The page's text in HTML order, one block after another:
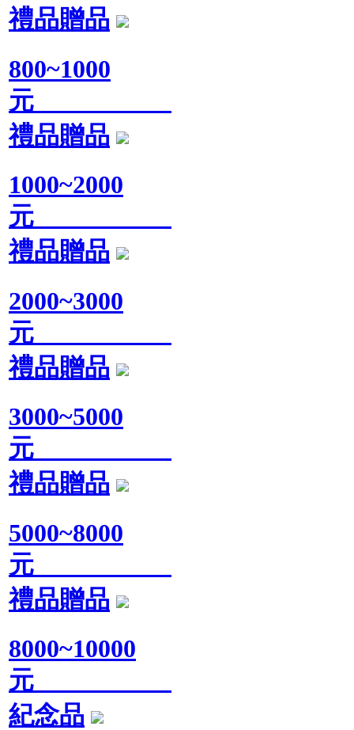
禮品贈品
800~1000
元
禮品贈品
1000~2000
元
禮品贈品
2000~3000
元
禮品贈品
3000~5000
元
禮品贈品
5000~8000
元
禮品贈品
8000~10000
元
紀念品